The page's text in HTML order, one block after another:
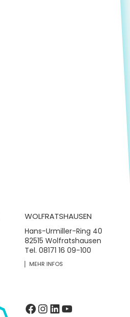
WOLFRATSHAUSEN
Hans-Urmiller-Ring 40
82515 Wolfratshausen
Tel. 08171 16 09-100
MEHR INFOS
Facebook
Instagram
LinkedIn
YouTube